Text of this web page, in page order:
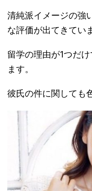
清純派イメージの強
な評価が出てきてい
留学の理由が1つだ
ます。
彼氏の件に関しても